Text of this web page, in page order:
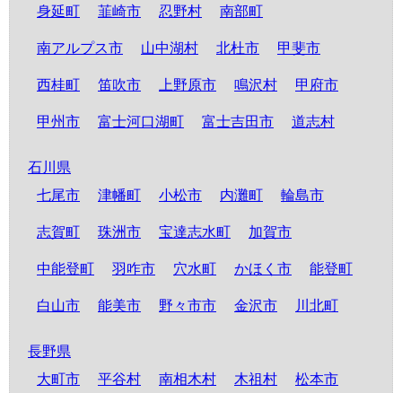
身延町 韮崎市 忍野村 南部町
南アルプス市 山中湖村 北杜市 甲斐市
西桂町 笛吹市 上野原市 鳴沢村 甲府市
甲州市 富士河口湖町 富士吉田市 道志村
石川県
七尾市
津幡町 小松市 内灘町 輪島市
志賀町 珠洲市 宝達志水町 加賀市
中能登町 羽咋市 穴水町 かほく市 能登町
白山市 能美市 野々市市 金沢市 川北町
長野県
大町市
平谷村 南相木村 木祖村 松本市